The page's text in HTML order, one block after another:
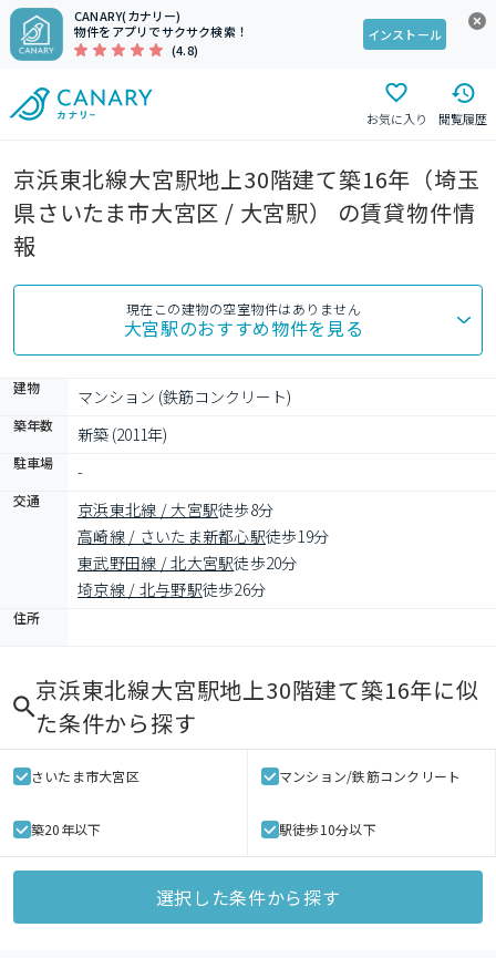
CANARY(カナリー)
物件をアプリでサクサク検索！
(4.8)
インストール
お気に入り 閲覧履歴
京浜東北線大宮駅地上30階建て築16年（埼玉
県さいたま市大宮区 / 大宮駅） の賃貸物件情
報
現在この建物の空室物件はありません
大宮駅のおすすめ物件を見る
建物 マンション (鉄筋コンクリート)
築年数 新築 (2011年)
駐車場 -
交通 京浜東北線 / 大宮駅徒歩8分
高崎線 / さいたま新都心駅徒歩19分
東武野田線 / 北大宮駅徒歩20分
埼京線 / 北与野駅徒歩26分
住所
京浜東北線大宮駅地上30階建て築16年に似
た条件から探す
さいたま市大宮区 マンション/鉄筋コンクリート
築20年以下 駅徒歩10分以下
選択した条件から探す